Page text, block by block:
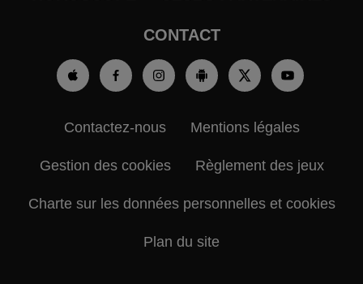
CONTACT
Contactez-nous Mentions légales
Gestion des cookies Règlement des jeux
Charte sur les données personnelles et cookies
Plan du site